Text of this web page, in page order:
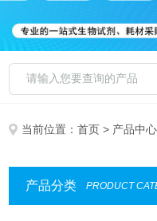
当前位置：首页 > 产品中心
产品分类 PRODUCT